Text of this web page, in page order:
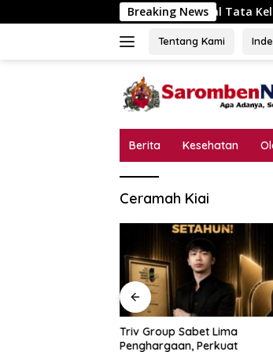
ke
Breaking News
Skandal Tata Kelola P3-
Tentang Kami
Berita Kesehatan
Ceramah Kiai
Triv Group Sabet Lima
Penghargaan, Perkuat